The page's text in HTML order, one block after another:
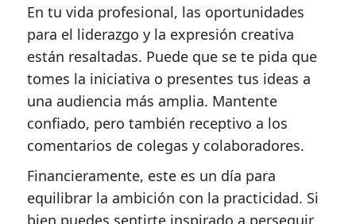
En tu vida profesional, las oportunidades
para el liderazgo y la expresión creativa
están resaltadas. Puede que se te pida que
tomes la iniciativa o presentes tus ideas a
una audiencia más amplia. Mantente
confiado, pero también receptivo a los
comentarios de colegas y colaboradores.
Financieramente, este es un día para
equilibrar la ambición con la practicidad. Si
bien puedes sentirte inspirado a perseguir